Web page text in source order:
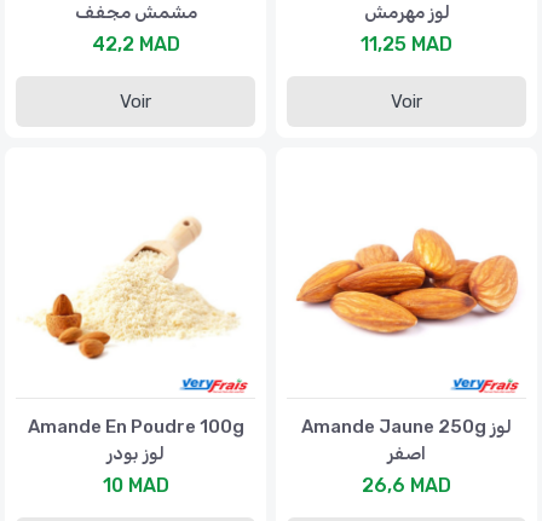
مشمش مجفف
42,2 MAD
Voir
لوز مهرمش
11,25 MAD
Voir
Amande En Poudre 100g
لوز بودر
10 MAD
Amande Jaune 250g لوز
اصفر
26,6 MAD